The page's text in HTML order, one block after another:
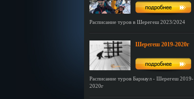
Расписание туров в Шерегеш 2023/2024
Шерегеш 2019-2020г
Расписание туров Барнаул - Шерегеш 2019-
2020г